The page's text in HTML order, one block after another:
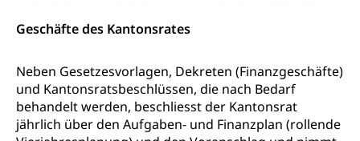
Geschäfte des Kantonsrates
Neben Gesetzesvorlagen, Dekreten (Finanzgeschäfte)
und Kantonsratsbeschlüssen, die nach Bedarf
behandelt werden, beschliesst der Kantonsrat
jährlich über den Aufgaben- und Finanzplan (rollende
Handelsregister Luzern
Dienststelle Steuern - Wissenswertes
Selbständige (WAS Luzern)
Frühpensionierung, Altersrente, berufliche
Vorsorge, Altersvorsorge
AHV-Altersrente (WAS Luzern)
LUPK - Luzerner Pensionskasse
Altersvorsorge (gruezi.lu.ch)
Bildung und Forschung